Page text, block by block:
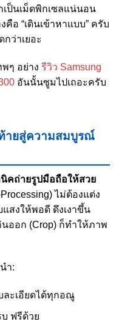
ป็นเม็ดพิกเซลแน่นอน
คือ “เดินเข้าหาแบบ” ครับ
ว่าเยอะ
ๆ อย่าง รีวิว Samsung
อันนั้นซูมไปเถอะครับ
ายสู่ความสมบูรณ์
นิคถ่ายรูปมือถือให้สวย
ไม่ต้องแต่ง
สงให้พอดี ดึงเงาขึ้น
ออก (Crop) ก็ทำให้ภาพ
ำ:
ละเอียดได้ทุกอณู
บ ฟรีด้วย